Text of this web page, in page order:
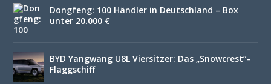
Dongfeng: 100 Händler in Deutschland – Box
unter 20.000 €
BYD Yangwang U8L Viersitzer: Das „Snowcrest“-
Flaggschiff